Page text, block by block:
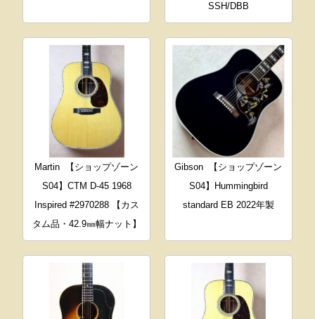
SSH/DBB
Martin
【ショップゾーン
S04】CTM D-45 1968
Inspired #2970288 【カス
タム品・42.9㎜幅ナット】
Gibson
【ショップゾーン
S04】Hummingbird
standard EB 2022年製